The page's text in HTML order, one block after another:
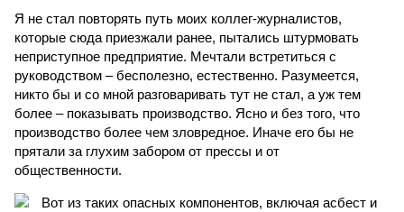
Я не стал повторять путь моих коллег-журналистов,
которые сюда приезжали ранее, пытались штурмовать
неприступное предприятие. Мечтали встретиться с
руководством – бесполезно, естественно. Разумеется,
никто бы и со мной разговаривать тут не стал, а уж тем
более – показывать производство. Ясно и без того, что
производство более чем зловредное. Иначе его бы не
прятали за глухим забором от прессы и от
общественности.